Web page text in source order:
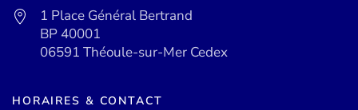
1 Place Général Bertrand
BP 40001
06591 Théoule-sur-Mer Cedex
HORAIRES & CONTACT